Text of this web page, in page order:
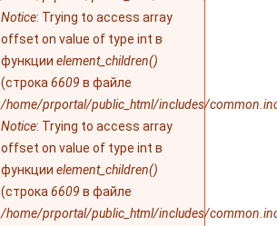
Notice: Trying to access array
offset on value of type int в
функции element_children()
(строка 6609 в файле
/home/prportal/public_html/includes/
Notice: Trying to access array
offset on value of type int в
функции element_children()
(строка 6609 в файле
/home/prportal/public_html/includes/